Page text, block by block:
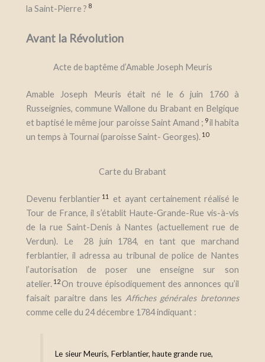
la Saint-Pierre ? 8
Avant la Révolution
Acte de baptême d’Amable Joseph Meuris
Amable Joseph Meuris était né le 6 juin 1760 à
Russeignies, commune Wallone du Brabant en Belgique
et baptisé le même jour paroisse Saint Amand ; 9il habita
untemps à Tournai (paroisse Saint- Georges). 10
Carte du Brabant
Devenu ferblantier 11
et ayant certainement réalisé le
Tour de France, il s’établit Haute-Grande-Rue vis-à-vis
de la rue Saint-Denis à Nantes (actuellement rue de
Verdun). Le 28 juin 1784, en tant que marchand
ferblantier, il adressa au tribunal de police de Nantes
l’autorisation de poser une enseigne sur son
atelier. 12On trouve épisodiquement des annonces qu’il
faisait paraitre dans les Affiches générales bretonnes
comme celle du 24 décembre 1784 indiquant :
Le sieur Meuris, Ferblantier, haute grande rue,